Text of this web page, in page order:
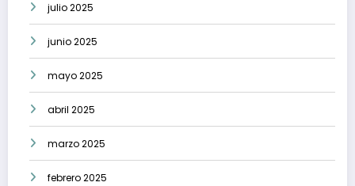
julio 2025
junio 2025
mayo 2025
abril 2025
marzo 2025
febrero 2025